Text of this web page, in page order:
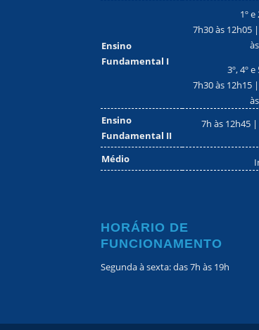
Ensino
Fundamental I
1º e
7h30 às 12h05
3º, 4º
7h30 às 12h15
Ensino
Fundamental II
7h às 12h45 |
Médio
HORÁRIO DE
FUNCIONAMENTO
Segunda à sexta: das 7h às 19h